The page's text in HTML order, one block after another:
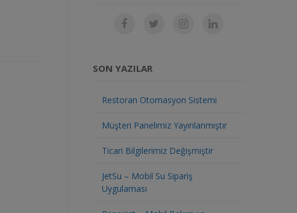
SON YAZILAR
Restoran Otomasyon Sistemi
Müşteri Panelimiz Yayınlanmıştır
Ticari Bilgilerimiz Değişmiştir
JetSu – Mobil Su Sipariş
Uygulaması